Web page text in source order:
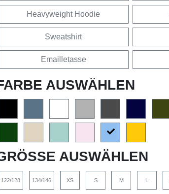
Heavyweight Hoodie
Sweatshirt
Emailletasse
AUSWÄHLEN
AUSWÄHLEN
122/128 134/146 XS S M